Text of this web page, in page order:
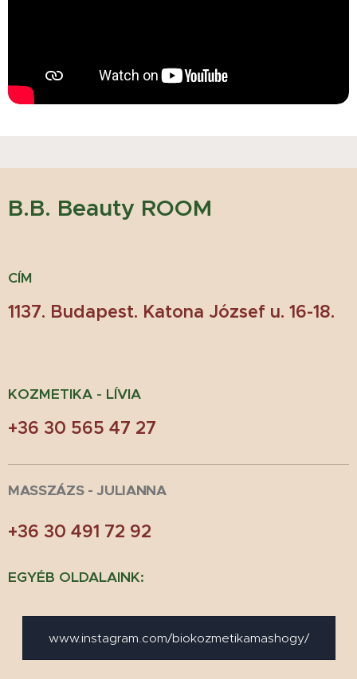
B.B. Beauty ROOM
CÍM
1137. Budapest. Katona József u. 16-18.
KOZMETIKA - LÍVIA
+36 30 565 47 27
MASSZÁZS - JULIANNA
+36 30 491 72 92
EGYÉB OLDALAINK:
www.instagram.com/biokozmetikamashogy/